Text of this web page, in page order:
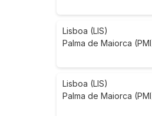
Lisboa (LIS)
Palma de Maiorca
Lisboa (LIS)
Palma de Maiorca